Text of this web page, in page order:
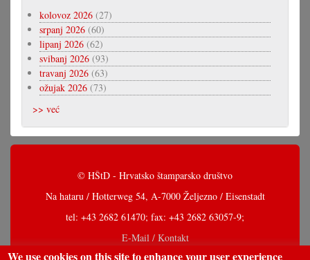
kolovoz 2026 (27)
srpanj 2026 (60)
lipanj 2026 (62)
svibanj 2026 (93)
travanj 2026 (63)
ožujak 2026 (73)
>> već
© HŠtD - Hrvatsko štamparsko društvo
Na hataru / Hotterweg 54, A-7000 Željezno / Eisenstadt
tel: +43 2682 61470; fax: +43 2682 63057-9;
E-Mail / Kontakt
We use cookies on this site to enhance your user experience